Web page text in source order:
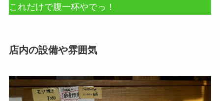
これだけで腹一杯やでっ！
店内の設備や雰囲気